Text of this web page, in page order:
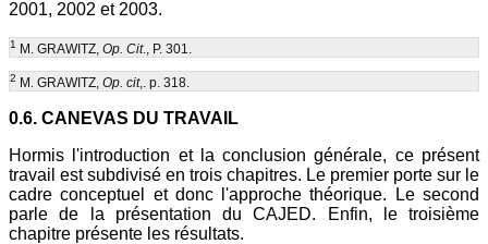
2001, 2002 et 2003.
1 M. GRAWITZ, Op. Cit., P. 301.
2 M. GRAWITZ, Op. cit,. p. 318.
0.6. CANEVAS DU TRAVAIL
Hormis l'introduction et la conclusion générale, ce présent
travail est subdivisé en trois chapitres. Le premier porte sur le
cadre conceptuel et donc l'approche théorique. Le second
parle de la présentation du CAJED. Enfin, le troisième
chapitre présente les résultats.